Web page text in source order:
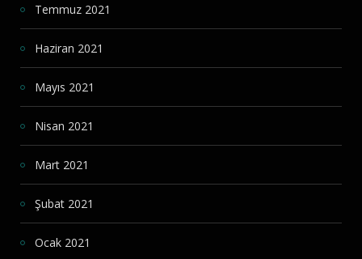
Temmuz 2021
Haziran 2021
Mayıs 2021
Nisan 2021
Mart 2021
Şubat 2021
Ocak 2021